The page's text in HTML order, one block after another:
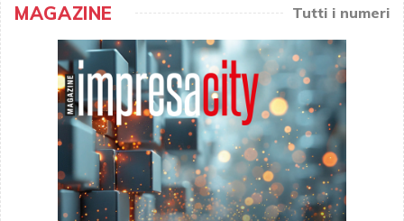
MAGAZINE Tutti i numeri